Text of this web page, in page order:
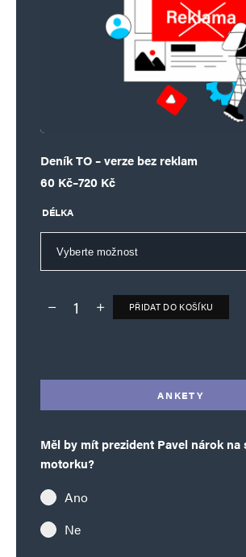
Deník TO – verze bez reklam
60 Kč–720 Kč
Rozpětí cen: 60 Kč až 720 Kč
DÉLKA
Deník TO – verze bez reklam množství
PŘIDAT DO KOŠÍKU
ANKETY
Měl by mít prezident Pavel nárok na
motorku?
Ano
Ne